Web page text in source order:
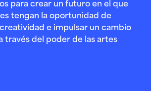
para crear un futuro en el que
tengan la oportunidad de
e impulsar un cambio
través del poder de las artes